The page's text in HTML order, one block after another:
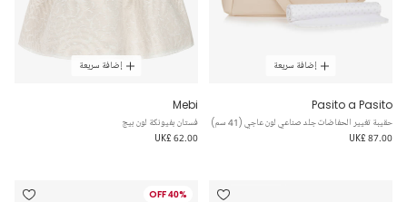
إضافة سريعة
Pasito a Pasito
حقيبة تغيير الحفاضات جلد صناعي لون عاجي (41 سم)
UK£ 87.00
إضافة سريعة
Mebi
فستان بفيونكة لون بيج
UK£ 62.00
40% OFF